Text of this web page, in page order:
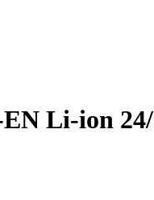
Li-ion